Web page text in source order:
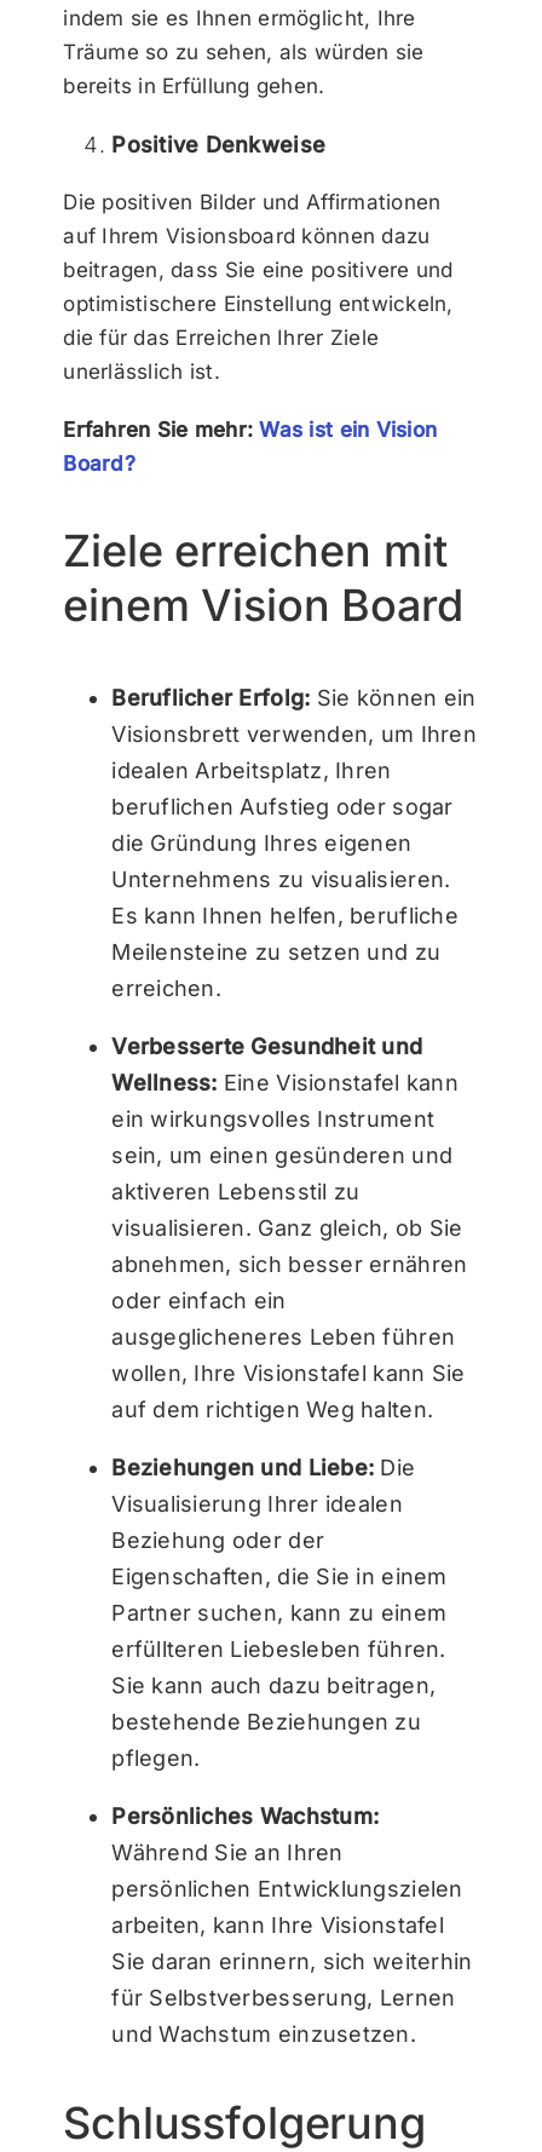
indem sie es Ihnen ermöglicht, Ihre
Träume so zu sehen, als würden sie
bereits in Erfüllung gehen.
Positive Denkweise
Die positiven Bilder und Affirmationen
auf Ihrem Visionsboard können dazu
beitragen, dass Sie eine positivere und
optimistischere Einstellung entwickeln,
die für das Erreichen Ihrer Ziele
unerlässlich ist.
Erfahren Sie mehr:Was ist ein Vision
Board?
Ziele erreichen mit
einem Vision Board
Beruflicher Erfolg: Sie können ein
Visionsbrett verwenden, um Ihren
idealen Arbeitsplatz, Ihren
beruflichen Aufstieg oder sogar
die Gründung Ihres eigenen
Unternehmens zu visualisieren.
Es kann Ihnen helfen, berufliche
Meilensteine zu setzen und zu
erreichen.
Verbesserte Gesundheit und
Wellness: Eine Visionstafel kann
ein wirkungsvolles Instrument
sein, um einen gesünderen und
aktiveren Lebensstil zu
visualisieren. Ganz gleich, ob Sie
abnehmen, sich besser ernähren
oder einfach ein
ausgeglicheneres Leben führen
wollen, Ihre Visionstafel kann Sie
auf dem richtigen Weg halten.
Beziehungen und Liebe: Die
Visualisierung Ihrer idealen
Beziehung oder der
Eigenschaften, die Sie in einem
Partner suchen, kann zu einem
erfüllteren Liebesleben führen.
Sie kann auch dazu beitragen,
bestehende Beziehungen zu
pflegen.
Persönliches Wachstum:
Während Sie an Ihren
persönlichen Entwicklungszielen
arbeiten, kann Ihre Visionstafel
Sie daran erinnern, sich weiterhin
für Selbstverbesserung, Lernen
und Wachstum einzusetzen.
Schlussfolgerung